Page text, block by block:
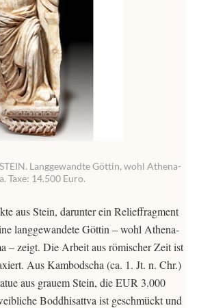
Langgewandte Göttin, wohl Athena-
Taxe: 14.500 Euro.
aus Stein, darunter ein Relieffragment
langgewandete Göttin – wohl Athena-
– zeigt. Die Arbeit aus römischer Zeit ist
Aus Kambodscha (ca. 1. Jt. n. Chr.)
aus grauem Stein, die EUR 3.000
Boddhisattva ist geschmückt und